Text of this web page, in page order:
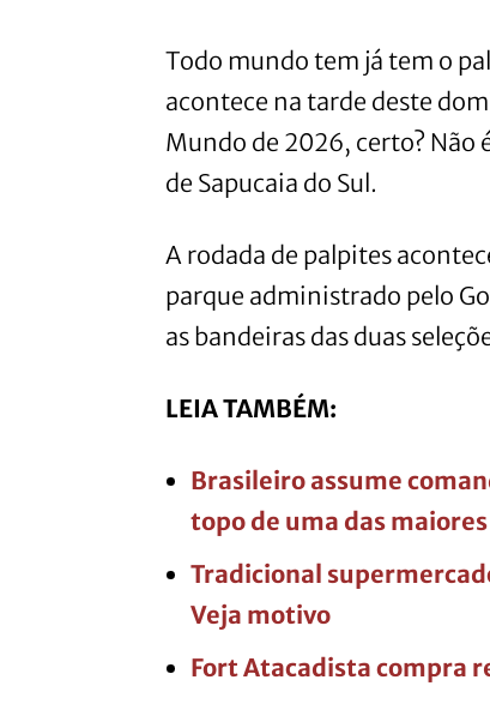
Todo mundo tem já tem o
acontece na tarde deste
Mundo de 2026, certo? Não
de Sapucaia do Sul.
A rodada de palpites
parque administrado pelo
as bandeiras das duas
LEIA TAMBÉM:
Brasileiro assume
topo de uma das
Tradicional
Veja motivo
Fort Atacadista compra